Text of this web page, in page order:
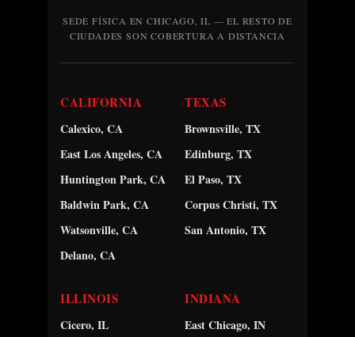
SEDE FÍSICA EN CHICAGO, IL — EL RESTO DE
CIUDADES SON COBERTURA A DISTANCIA
CALIFORNIA
Calexico, CA
East Los Angeles, CA
Huntington Park, CA
Baldwin Park, CA
Watsonville, CA
Delano, CA
TEXAS
Brownsville, TX
Edinburg, TX
El Paso, TX
Corpus Christi, TX
San Antonio, TX
ILLINOIS
Cicero, IL
INDIANA
East Chicago, IN